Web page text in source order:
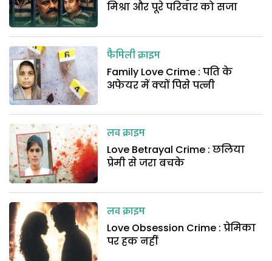
मिश्रा और पूरे परिवार को सजा
फैमिली क्राइम
Family Love Crime : पति के
अफेयर में क्यों पिसे पत्नी
लव क्राइम
Love Betrayal Crime : छलिया
प्रेमी से जरा बचके
लव क्राइम
Love Obsession Crime : प्रेमिका
पर हक नहीं